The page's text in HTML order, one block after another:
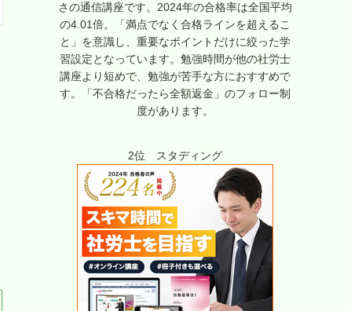
さの通信講座です。2024年の合格率は全国平均
の4.01倍。「満点でなく合格ラインを超えるこ
と」を意識し、重要なポイントだけに絞った学
習設定となっています。勉強時間が他の社労士
講座より短めで、勉強が苦手な方におすすめで
す。「不合格だったら全額返金」のフォロー制
度があります。
2位 スタディング